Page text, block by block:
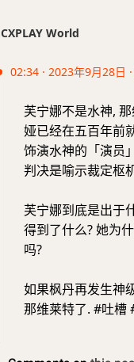
CXPLAY World
02:34 · 2023年9月28日
芙宁娜不是水神,
娅已经在五百年前
饰演水神的「演员
判决是喻示裁定枢
芙宁娜到底是出于
得到了什么? 她为
吗?
如果枫丹再发生神
那维莱特了. #吐槽